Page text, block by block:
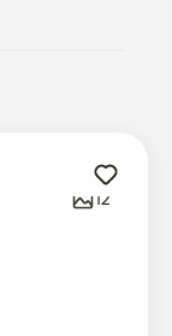
12